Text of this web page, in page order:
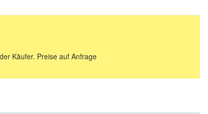
Käufer. Preise auf Anfrage